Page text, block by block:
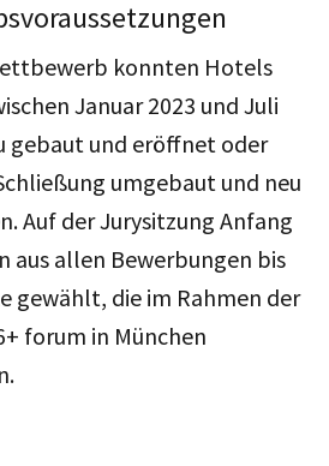
konnten Hotels
Januar 2023 und Juli
gebaut und eröffnet oder
umgebaut und neu
Auf der Jurysitzung Anfang
aus allen Bewerbungen bis
gewählt, die im Rahmen der
forum in München